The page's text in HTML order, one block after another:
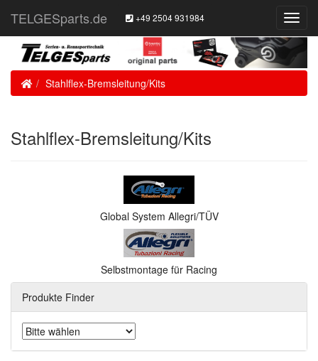
TELGESparts.de +49 2504 931984
HomeStahlflex-Bremsleitung/Kits
Stahlflex-Bremsleitung/Kits
Global System Allegri/TÜV
Selbstmontage für Racing
Produkte Finder